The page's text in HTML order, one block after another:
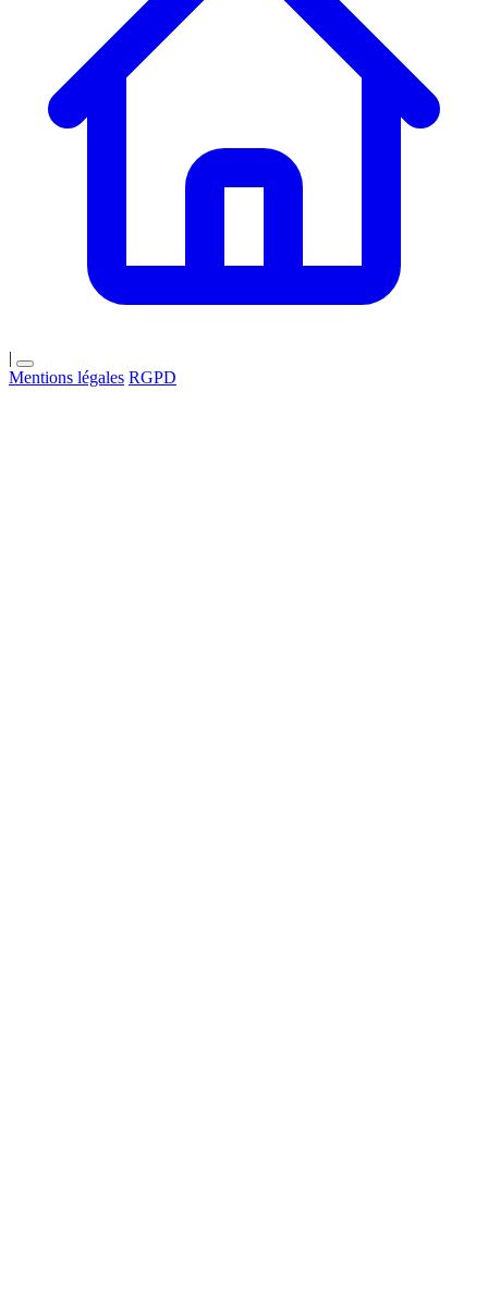
|
Mentions légales RGPD